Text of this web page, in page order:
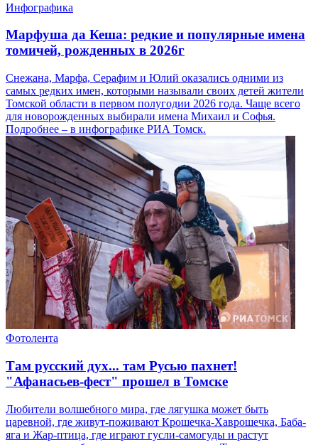
Инфографика
Марфуша да Кеша: редкие и популярные имена
томичей, рожденных в 2026г
Снежана, Марфа, Серафим и Юлий оказались одними из
самых редких имен, которыми называли своих детей жители
Томской области в первом полугодии 2026 года. Чаще всего
для новорожденных выбирали имена Михаил и Софья.
Подробнее – в инфографике РИА Томск.
Фотолента
Там русский дух... там Русью пахнет!
"Афанасьев-фест" прошел в Томске
Любители волшебного мира, где лягушка может быть
царевной, где живут-поживают Крошечка-Хаврошечка, Баба-
яга и Жар-птица, где играют гусли-самогуды и растут